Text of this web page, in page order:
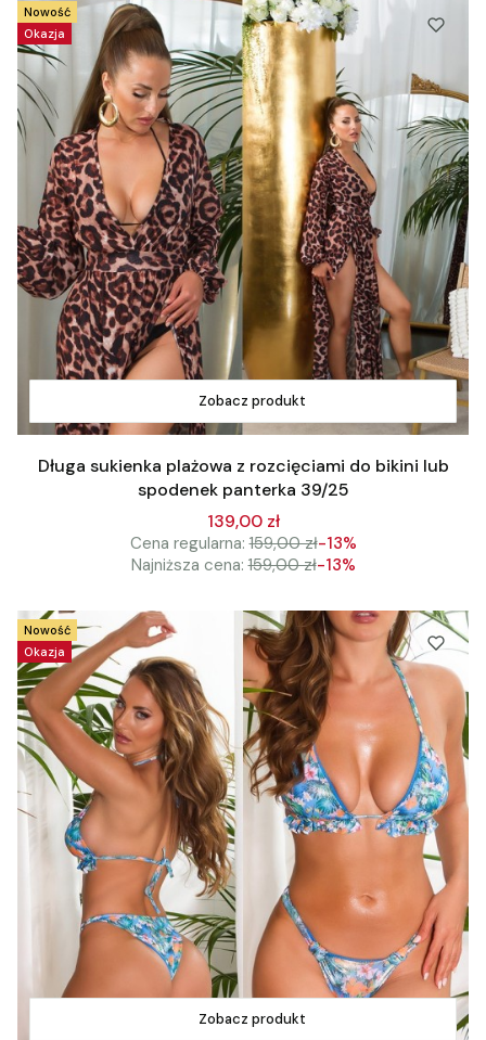
Okazja
Nowość
Zobacz produkt
Długa sukienka plażowa z rozcięciami do bikini lub
spodenek panterka 39/25
139,00 zł
Cena regularna: 159,00 zł-13%
Najniższa cena: 159,00 zł-13%
Okazja
Nowość
Zobacz produkt